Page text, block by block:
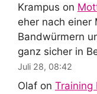
Krampus on
eher nach einer
Bandwürmern
ganz sicher in
Juli 28, 08:42
Olaf on Training